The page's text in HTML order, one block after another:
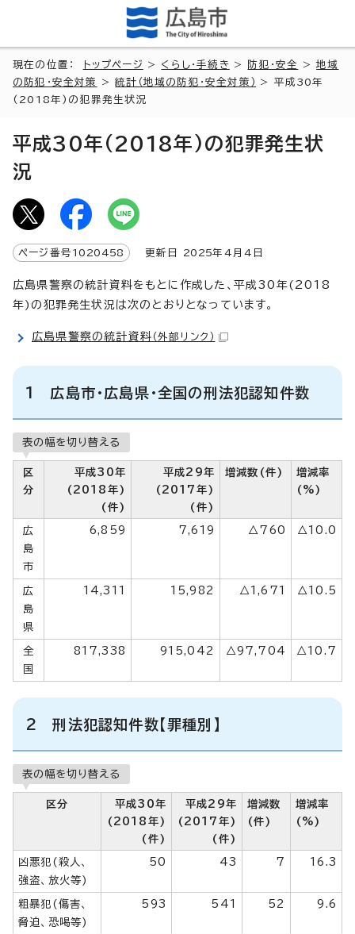
現在の位置： トップページ > くらし・手続き > 防犯・安全 >地域
の防犯・安全対策
>統計（地域の防犯・安全対策）
> 平成30年
(2018年)の犯罪発生状況
平成30年(2018年)の犯罪発生状
況
ページ番号 1020458 更新日 2025年4月4日
広島県警察の統計資料をもとに作成した、平成30年(2018
年)の犯罪発生状況は次のとおりとなっています。
広島県警察の統計資料 （外部リンク）
1 広島市・広島県・全国の刑法犯認知件数
表の幅を切り替える
区
分
平成30年
(2018年)
(件)
平成29年
(2017年)
(件)
増減数(件)
増減率
(%)
広
島
市
6,859 7,619 △760 △10.0
広
島
県
14,311 15,982 △1,671 △10.5
全
国
817,338 915,042 △97,704 △10.7
2 刑法犯認知件数【罪種別】
表の幅を切り替える
区分
平成30年
(2018年)
(件)
平成29年
(2017年)
(件)
増減数
(件)
増減率
(%)
凶悪犯(殺人、
強盗、放火等)
50 43 7 16.3
粗暴犯(傷害、
脅迫、恐喝等)
593 541 52 9.6